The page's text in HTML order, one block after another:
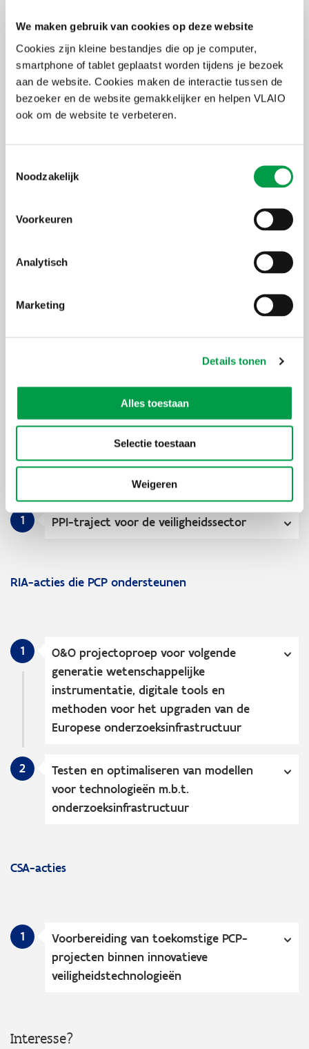
We maken gebruik van cookies op deze website
Cookies zijn kleine bestandjes die op je computer,
smartphone of tablet geplaatst worden tijdens je bezoek
aan de website. Cookies maken de interactie tussen de
bezoeker en de website gemakkelijker en helpen VLAIO
ook om de website te verbeteren.
Noodzakelijk
Voorkeuren
Analytisch
Marketing
Details tonen
Alles toestaan
Selectie toestaan
Weigeren
gezondheidszorg aan te passen als gevolg
van de klimaatverandering
4
Bevorderen van synergiën tussen
experimentele werkomgevingen en
5
PCP-traject rond betaalbare
Stimuleren van de transformatie richting
autonomie via een Pre-commercial
veiligheidssector
Public Procurement of Innovative Solutions (PPI)
1 PPI-traject voor de veiligheidssector
RIA-acties die PCP ondersteunen
1
O&O projectoproep voor volgende
generatie wetenschappelijke
instrumentatie, digitale tools en
methoden voor het upgraden van de
Europese onderzoeksinfrastructuur
2
Testen en optimaliseren van modellen
voor technologieën m.b.t.
onderzoeksinfrastructuur
CSA-acties
1
Voorbereiding van toekomstige PCP-
projecten binnen innovatieve
veiligheidstechnologieën
Interesse?